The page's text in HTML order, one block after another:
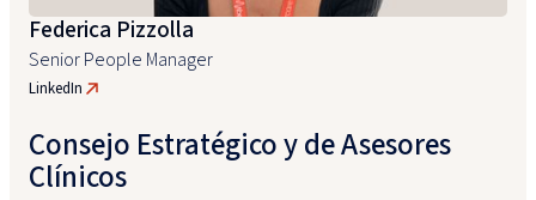
Federica Pizzolla
Senior People Manager
LinkedIn
Consejo Estratégico y de Asesores
Clínicos